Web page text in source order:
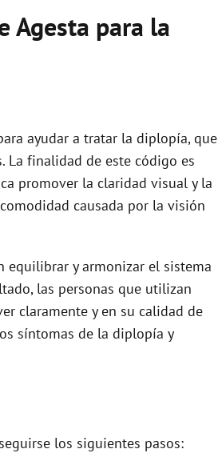
Agesta para la
ayudar a tratar la diplopía, que
La finalidad de este código es
promover la claridad visual y la
causada por la visión
equilibrar y armonizar el sistema
las personas que utilizan
claramente y en su calidad de
síntomas de la diplopía y
los siguientes pasos: